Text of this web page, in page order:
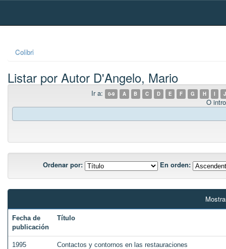
Skip
Colibri
Listar por Autor D'Angelo, Mario
Ir a: 0-9 A B C D E F G H I J
O
Ordenar por: En orden:
Fecha de
publicación
Título
1995 Contactos y contornos en las restauraciones